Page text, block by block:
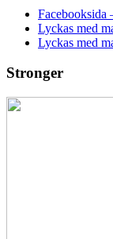
Facebooksida
Lyckas med
Lyckas med
Stronger